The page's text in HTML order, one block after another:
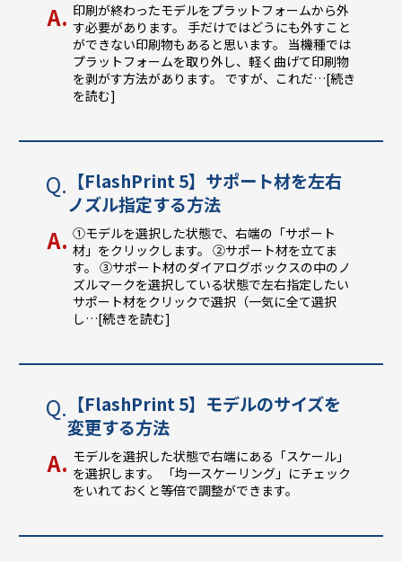
印刷が終わったモデルをプラットフォームから外
す必要があります。 手だけではどうにも外すこと
ができない印刷物もあると思います。 当機種では
プラットフォームを取り外し、軽く曲げて印刷物
を剥がす方法があります。 ですが、これだ…[続き
を読む]
【FlashPrint 5】サポート材を左右
ノズル指定する方法
①モデルを選択した状態で、右端の「サポート
材」をクリックします。 ②サポート材を立てま
す。 ③サポート材のダイアログボックスの中のノ
ズルマークを選択している状態で左右指定したい
サポート材をクリックで選択（一気に全て選択
し…[続きを読む]
【FlashPrint 5】モデルのサイズを
変更する方法
モデルを選択した状態で右端にある「スケール」
を選択します。 「均一スケーリング」にチェック
をいれておくと等倍で調整ができます。